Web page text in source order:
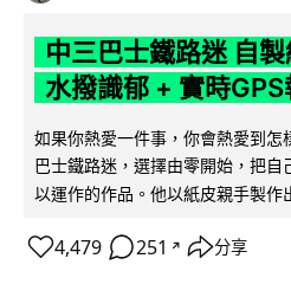
中三巴士鐵路迷 自
水撥識郁 + 實時GPS
如果你熱愛一件事，你會熱愛到怎
巴士鐵路迷，選擇由零開始，把
以運作的作品。他以紙皮親手製作
4,479 251 ↗ 分享